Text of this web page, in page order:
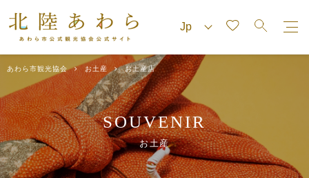
あわら市観光協会 お土産 お土産店
SOUVENIR
お土産